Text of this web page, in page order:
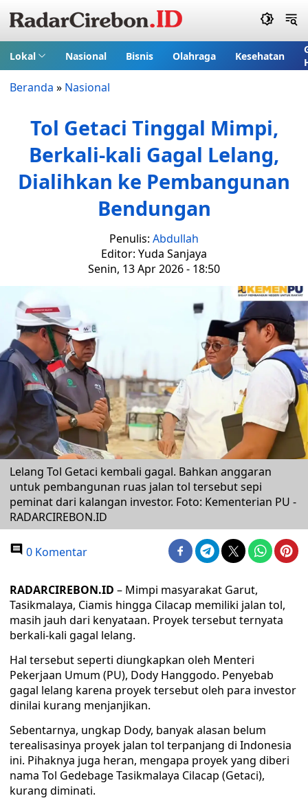
Lokal Nasional Bisnis Olahraga Kesehatan
Beranda » Nasional
Tol Getaci Tinggal Mimpi,
Berkali-kali Gagal Lelang,
Dialihkan ke Pembangunan
Bendungan
Penulis: Abdullah
Editor: Yuda Sanjaya
Senin, 13 Apr 2026 - 18:50
Lelang Tol Getaci kembali gagal. Bahkan anggaran
untuk pembangunan ruas jalan tol tersebut sepi
peminat dari kalangan investor. Foto: Kementerian PU -
RADARCIREBON.ID
0 Komentar
RADARCIREBON.ID – Mimpi masyarakat Garut,
Tasikmalaya, Ciamis hingga Cilacap memiliki jalan tol,
masih jauh dari kenyataan. Proyek tersebut ternyata
berkali-kali gagal lelang.
Hal tersebut seperti diungkapkan oleh Menteri
Pekerjaan Umum (PU), Dody Hanggodo. Penyebab
gagal lelang karena proyek tersebut oleh para investor
dinilai kurang menjanjikan.
Sebentarnya, ungkap Dody, banyak alasan belum
terealisasinya proyek jalan tol terpanjang di Indonesia
ini. Pihaknya juga heran, mengapa proyek yang diberi
nama Tol Gedebage Tasikmalaya Cilacap (Getaci),
kurang diminati.